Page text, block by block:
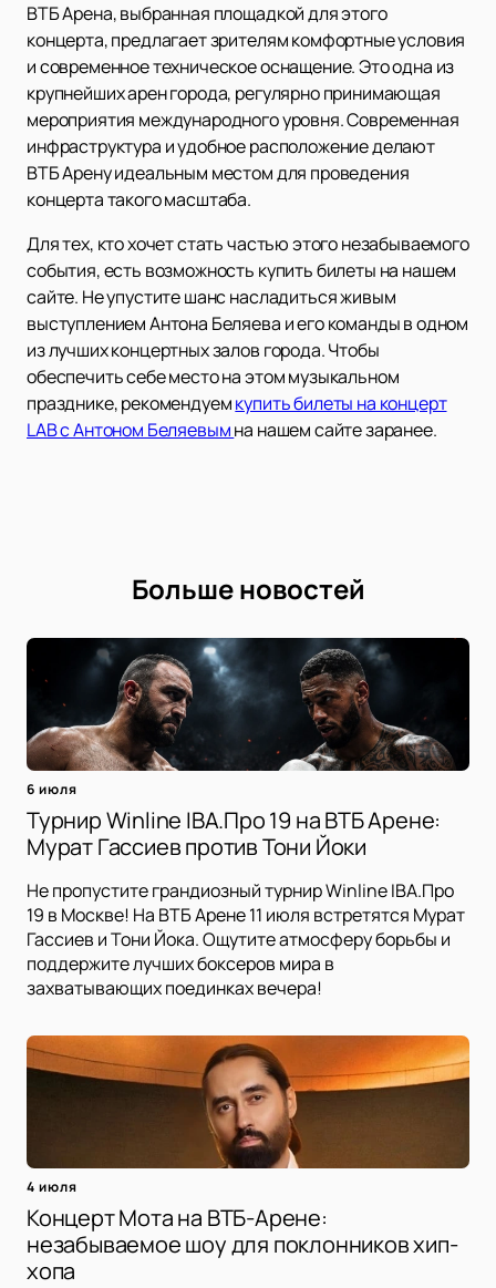
ВТБ Арена, выбранная площадкой для этого
концерта, предлагает зрителям комфортные условия
и современное техническое оснащение. Это одна из
крупнейших арен города, регулярно принимающая
мероприятия международного уровня. Современная
инфраструктура и удобное расположение делают
ВТБ Арену идеальным местом для проведения
концерта такого масштаба.
Для тех, кто хочет стать частью этого незабываемого
события, есть возможность купить билеты на нашем
сайте. Не упустите шанс насладиться живым
выступлением Антона Беляева и его команды в одном
из лучших концертных залов города. Чтобы
обеспечить себе место на этом музыкальном
празднике, рекомендуемкупить билеты на концерт
LAB с Антоном Беляевымна нашем сайте заранее.
Больше новостей
6 июля
Турнир Winline IBA.Про 19 на ВТБ Арене:
Мурат Гассиев против Тони Йоки
Не пропустите грандиозный турнир Winline IBA.Про
19 в Москве! На ВТБ Арене 11 июля встретятся Мурат
Гассиев и Тони Йока. Ощутите атмосферу борьбы и
поддержите лучших боксеров мира в
захватывающих поединках вечера!
4 июля
Концерт Мота на ВТБ-Арене:
незабываемое шоу для поклонников хип-
хопа